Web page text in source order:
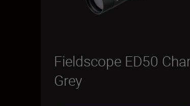
Fieldscope ED50
Grey